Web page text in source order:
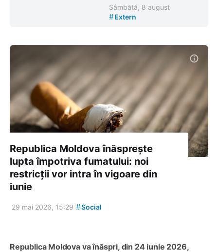
Sâmbătă, 8 august
#Extern
Republica Moldova înăsprește
lupta împotriva fumatului: noi
restricții vor intra în vigoare din
iunie
29 mai 2026, 15:29 #Social
Republica Moldova va înăspri, din 24 iunie 2026,